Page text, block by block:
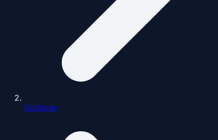
Occitanie